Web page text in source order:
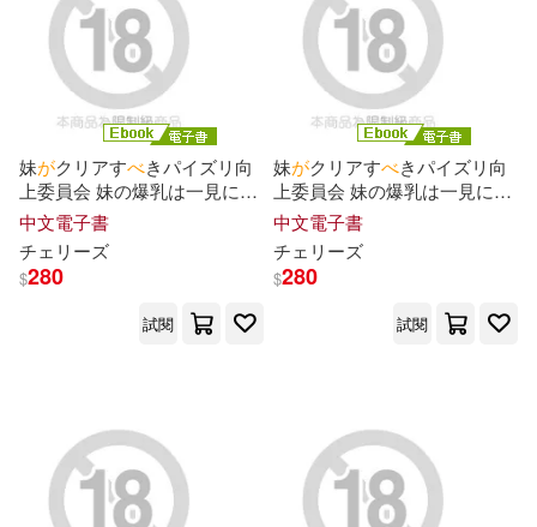
妹がクリアすべきパイズリ向
上委員会 妹の爆乳は一見にし
かず!Jカップ109cm ともちん
こん な ん挟めばいいんかい?
Episode.03 (電子書)
中文電子書
チェリーズ
$280
試閱
妹がクリアすべきパイズリ向
上委員会 妹の爆乳は一見にし
かず!Jカップ109cm ともちん
こん な ん挟めばいいんかい?
Episode.02 (電子書)
中文電子書
チェリーズ
$280
試閱